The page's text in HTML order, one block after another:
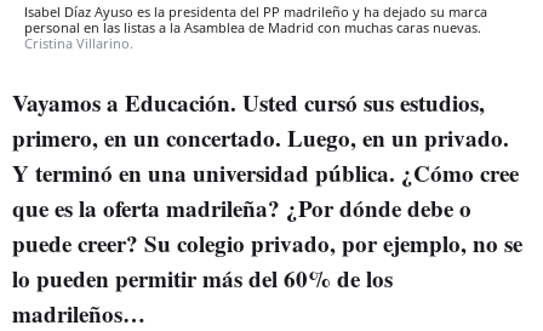
Isabel Díaz Ayuso es la presidenta del PP madrileño y ha dejado su marca
personal en las listas a la Asamblea de Madrid con muchas caras nuevas.
Cristina Villarino.
Vayamos a Educación. Usted cursó sus estudios,
primero, en un concertado. Luego, en un privado.
Y terminó en una universidad pública. ¿Cómo cree
que es la oferta madrileña? ¿Por dónde debe o
puede creer? Su colegio privado, por ejemplo, no se
lo pueden permitir más del 60% de los
madrileños…